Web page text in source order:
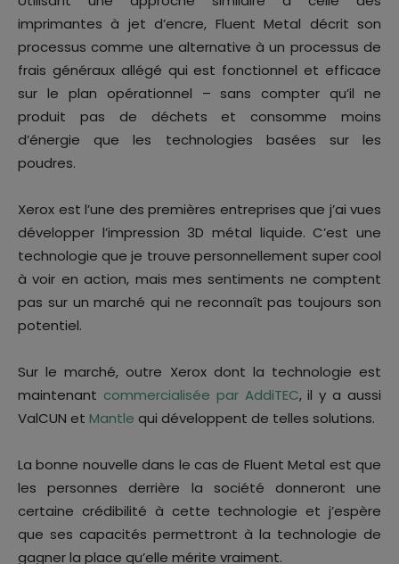
imprimantes à jet d’encre, Fluent Metal décrit son
processus comme une alternative à un processus de
frais généraux allégé qui est fonctionnel et efficace
sur le plan opérationnel – sans compter qu’il ne
produit pas de déchets et consomme moins
d’énergie que les technologies basées sur les
poudres.
Xerox est l’une des premières entreprises que j’ai vues
développer l’impression 3D métal liquide. C’est une
technologie que je trouve personnellement super cool
à voir en action, mais mes sentiments ne comptent
pas sur un marché qui ne reconnaît pas toujours son
potentiel.
Sur le marché, outre Xerox dont la technologie est
maintenant commercialisée par AddiTEC, il y a aussi
ValCUN et Mantle qui développent de telles solutions.
La bonne nouvelle dans le cas de Fluent Metal est que
les personnes derrière la société donneront une
certaine crédibilité à cette technologie et j’espère
que ses capacités permettront à la technologie de
gagner la place qu’elle mérite vraiment.